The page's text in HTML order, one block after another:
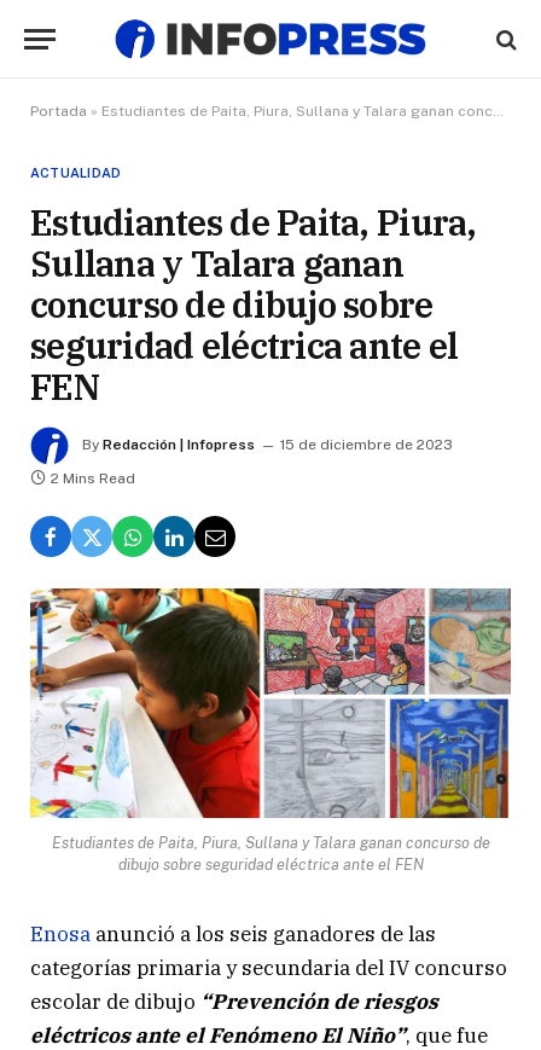
Portada » Estudiantes de Paita, Piura, Sullana y Talara ganan concurso de dibujo sobre seguridad eléctrica ante el FEN
ACTUALIDAD
Estudiantes de Paita, Piura,
Sullana y Talara ganan
concurso de dibujo sobre
seguridad eléctrica ante el
FEN
By Redacción | Infopress
15 de diciembre de 2023
2 Mins Read
Estudiantes de Paita, Piura, Sullana y Talara ganan concurso de
dibujo sobre seguridad eléctrica ante el FEN
Enosa anunció a los seis ganadores de las
categorías primaria y secundaria del IV concurso
escolar de dibujo “Prevención de riesgos
eléctricos ante el Fenómeno El Niño”, que fue